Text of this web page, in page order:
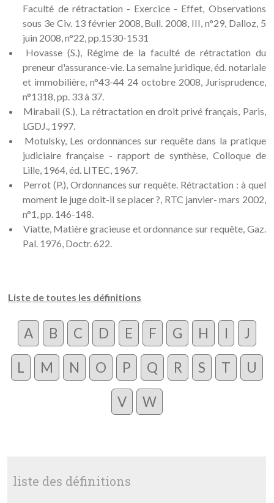
Faculté de rétractation - Exercice - Effet, Observations
sous 3e Civ. 13 février 2008, Bull. 2008, III, n°29, Dalloz, 5
juin 2008, n°22, pp.1530-1531
Hovasse (S.), Régime de la faculté de rétractation du
preneur d'assurance-vie. La semaine juridique, éd. notariale
et immobilière, n°43-44 24 octobre 2008, Jurisprudence,
n°1318, pp. 33 à 37.
Mirabail (S.), La rétractation en droit privé français, Paris,
LGDJ., 1997.
Motulsky, Les ordonnances sur requête dans la pratique
judiciaire française - rapport de synthèse, Colloque de
Lille, 1964, éd. LITEC, 1967.
Perrot (P.), Ordonnances sur requête. Rétractation : à quel
moment le juge doit-il se placer ?, RTC janvier- mars 2002,
n°1, pp. 146-148.
Viatte, Matière gracieuse et ordonnance sur requête, Gaz.
Pal. 1976, Doctr. 622.
Liste de toutes les définitions
A B C D E F G H I J
L M N O P Q R S T U
V W
liste des définitions